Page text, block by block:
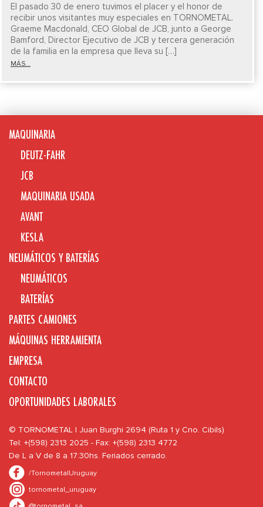
El pasado 30 de enero tuvimos el placer y el honor de
recibir unos visitantes muy especiales en TORNOMETAL.
Graeme Macdonald, CEO Global de JCB, junto a George
Bamford, Director Ejecutivo de JCB y tercera generación
de la familia en la empresa que lleva su […]
MÁS...
MAQUINARIA
DEUTZ-FAHR
JCB
MAQUINARIA USADA
AVANT
KESLA
NEUMÁTICOS Y BATERÍAS
NEUMÁTICOS
BATERÍAS
PARTES CAMIONES
MÁQUINAS HERRAMIENTA
EMPRESA
CONTACTO
OPORTUNIDADES LABORALES
© TORNOMETAL | Juan Burghi 2694 (Ruta 1 y Cno. Cibils)
Tel: +(598) 2313 2025 - Fax: +(598) 2313 4772
De L a V de 8 a 17:30hs. Feriados cerrado.
/TornometalUruguay
tornometal_uruguay